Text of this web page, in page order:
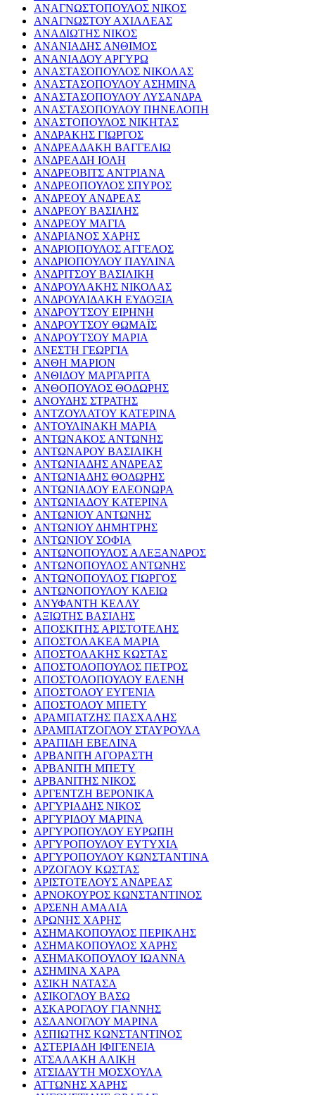
ΑΝΑΓΝΩΣΤΟΠΟΥΛΟΣ ΝΙΚΟΣ
ΑΝΑΓΝΩΣΤΟΥ ΑΧΙΛΛΕΑΣ
ΑΝΑΔΙΩΤΗΣ ΝΙΚΟΣ
ΑΝΑΝΙΑΔΗΣ ΑΝΘΙΜΟΣ
ΑΝΑΝΙΑΔΟΥ ΑΡΓΥΡΩ
ΑΝΑΣΤΑΣΟΠΟΥΛΟΣ ΝΙΚΟΛΑΣ
ΑΝΑΣΤΑΣΟΠΟΥΛΟΥ ΑΣΗΜΙΝΑ
ΑΝΑΣΤΑΣΟΠΟΥΛΟΥ ΛΥΣΑΝΔΡΑ
ΑΝΑΣΤΑΣΟΠΟΥΛΟΥ ΠΗΝΕΛΟΠΗ
ΑΝΑΣΤΟΠΟΥΛΟΣ ΝΙΚΗΤΑΣ
ΑΝΔΡΑΚΗΣ ΓΙΩΡΓΟΣ
ΑΝΔΡΕΑΔΑΚΗ ΒΑΓΓΕΛΙΩ
ΑΝΔΡΕΑΔΗ ΙΟΛΗ
ΑΝΔΡΕΟΒΙΤΣ ΑΝΤΡΙΑΝΑ
ΑΝΔΡΕΟΠΟΥΛΟΣ ΣΠΥΡΟΣ
ΑΝΔΡΕΟΥ ΑΝΔΡΕΑΣ
ΑΝΔΡΕΟΥ ΒΑΣΙΛΗΣ
ΑΝΔΡΕΟΥ ΜΑΓΙΑ
ΑΝΔΡΙΑΝΟΣ ΧΑΡΗΣ
ΑΝΔΡΙΟΠΟΥΛΟΣ ΑΓΓΕΛΟΣ
ΑΝΔΡΙΟΠΟΥΛΟΥ ΠΑΥΛΙΝΑ
ΑΝΔΡΙΤΣΟΥ ΒΑΣΙΛΙΚΗ
ΑΝΔΡΟΥΛΑΚΗΣ ΝΙΚΟΛΑΣ
ΑΝΔΡΟΥΛΙΔΑΚΗ ΕΥΔΟΞΙΑ
ΑΝΔΡΟΥΤΣΟΥ ΕΙΡΗΝΗ
ΑΝΔΡΟΥΤΣΟΥ ΘΩΜΑΪΣ
ΑΝΔΡΟΥΤΣΟΥ ΜΑΡΙΑ
ΑΝΕΣΤΗ ΓΕΩΡΓΙΑ
ΑΝΘΗ ΜΑΡΙΟΝ
ΑΝΘΙΔΟΥ ΜΑΡΓΑΡΙΤΑ
ΑΝΘΟΠΟΥΛΟΣ ΘΟΔΩΡΗΣ
ΑΝΟΥΔΗΣ ΣΤΡΑΤΗΣ
ΑΝΤΖΟΥΛΑΤΟΥ ΚΑΤΕΡΙΝΑ
ΑΝΤΟΥΛΙΝΑΚΗ ΜΑΡΙΑ
ΑΝΤΩΝΑΚΟΣ ΑΝΤΩΝΗΣ
ΑΝΤΩΝΑΡΟΥ ΒΑΣΙΛΙΚΗ
ΑΝΤΩΝΙΑΔΗΣ ΑΝΔΡΕΑΣ
ΑΝΤΩΝΙΑΔΗΣ ΘΟΔΩΡΗΣ
ΑΝΤΩΝΙΑΔΟΥ ΕΛΕΟΝΩΡΑ
ΑΝΤΩΝΙΑΔΟΥ ΚΑΤΕΡΙΝΑ
ΑΝΤΩΝΙΟΥ ΑΝΤΩΝΗΣ
ΑΝΤΩΝΙΟΥ ΔΗΜΗΤΡΗΣ
ΑΝΤΩΝΙΟΥ ΣΟΦΙΑ
ΑΝΤΩΝΟΠΟΥΛΟΣ ΑΛΕΞΑΝΔΡΟΣ
ΑΝΤΩΝΟΠΟΥΛΟΣ ΑΝΤΩΝΗΣ
ΑΝΤΩΝΟΠΟΥΛΟΣ ΓΙΩΡΓΟΣ
ΑΝΤΩΝΟΠΟΥΛΟΥ ΚΛΕΙΩ
ΑΝΥΦΑΝΤΗ ΚΕΛΛΥ
ΑΞΙΩΤΗΣ ΒΑΣΙΛΗΣ
ΑΠΟΣΚΙΤΗΣ ΑΡΙΣΤΟΤΕΛΗΣ
ΑΠΟΣΤΟΛΑΚΕΑ ΜΑΡΙΑ
ΑΠΟΣΤΟΛΑΚΗΣ ΚΩΣΤΑΣ
ΑΠΟΣΤΟΛΟΠΟΥΛΟΣ ΠΕΤΡΟΣ
ΑΠΟΣΤΟΛΟΠΟΥΛΟΥ ΕΛΕΝΗ
ΑΠΟΣΤΟΛΟΥ ΕΥΓΕΝΙΑ
ΑΠΟΣΤΟΛΟΥ ΜΠΕΤΥ
ΑΡΑΜΠΑΤΖΗΣ ΠΑΣΧΑΛΗΣ
ΑΡΑΜΠΑΤΖΟΓΛΟΥ ΣΤΑΥΡΟΥΛΑ
ΑΡΑΠΙΔΗ ΕΒΕΛΙΝΑ
ΑΡΒΑΝΙΤΗ ΑΓΟΡΑΣΤΗ
ΑΡΒΑΝΙΤΗ ΜΠΕΤΥ
ΑΡΒΑΝΙΤΗΣ ΝΙΚΟΣ
ΑΡΓΕΝΤΖΗ ΒΕΡΟΝΙΚΑ
ΑΡΓΥΡΙΑΔΗΣ ΝΙΚΟΣ
ΑΡΓΥΡΙΔΟΥ ΜΑΡΙΝΑ
ΑΡΓΥΡΟΠΟΥΛΟΥ ΕΥΡΩΠΗ
ΑΡΓΥΡΟΠΟΥΛΟΥ ΕΥΤΥΧΙΑ
ΑΡΓΥΡΟΠΟΥΛΟΥ ΚΩΝΣΤΑΝΤΙΝΑ
ΑΡΖΟΓΛΟΥ ΚΩΣΤΑΣ
ΑΡΙΣΤΟΤΕΛΟΥΣ ΑΝΔΡΕΑΣ
ΑΡΝΟΚΟΥΡΟΣ ΚΩΝΣΤΑΝΤΙΝΟΣ
ΑΡΣΕΝΗ ΑΜΑΛΙΑ
ΑΡΩΝΗΣ ΧΑΡΗΣ
ΑΣΗΜΑΚΟΠΟΥΛΟΣ ΠΕΡΙΚΛΗΣ
ΑΣΗΜΑΚΟΠΟΥΛΟΣ ΧΑΡΗΣ
ΑΣΗΜΑΚΟΠΟΥΛΟΥ ΙΩΑΝΝΑ
ΑΣΗΜΙΝΑ ΧΑΡΑ
ΑΣΙΚΗ ΝΑΤΑΣΑ
ΑΣΙΚΟΓΛΟΥ ΒΑΣΩ
ΑΣΚΑΡΟΓΛΟΥ ΓΙΑΝΝΗΣ
ΑΣΛΑΝΟΓΛΟΥ ΜΑΡΙΝΑ
ΑΣΠΙΩΤΗΣ ΚΩΝΣΤΑΝΤΙΝΟΣ
ΑΣΤΕΡΙΑΔΗ ΙΦΙΓΕΝΕΙΑ
ΑΤΣΑΛΑΚΗ ΑΛΙΚΗ
ΑΤΣΙΔΑΥΤΗ ΜΟΣΧΟΥΛΑ
ΑΤΤΩΝΗΣ ΧΑΡΗΣ